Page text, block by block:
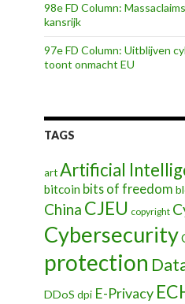
98e FD Column:
kansrijk
97e FD Column: Uitblijven
toont onmacht EU
TAGS
artArtificial
bitcoin bits of freedom
China CJEU copyright
Cybersecurity
protection
DDoS dpi E-Privacy